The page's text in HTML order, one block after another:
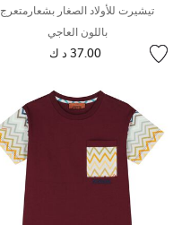
تيشيرت للأولاد الصغار بشعارمتعرج
باللون العاجي
37.00 د ك